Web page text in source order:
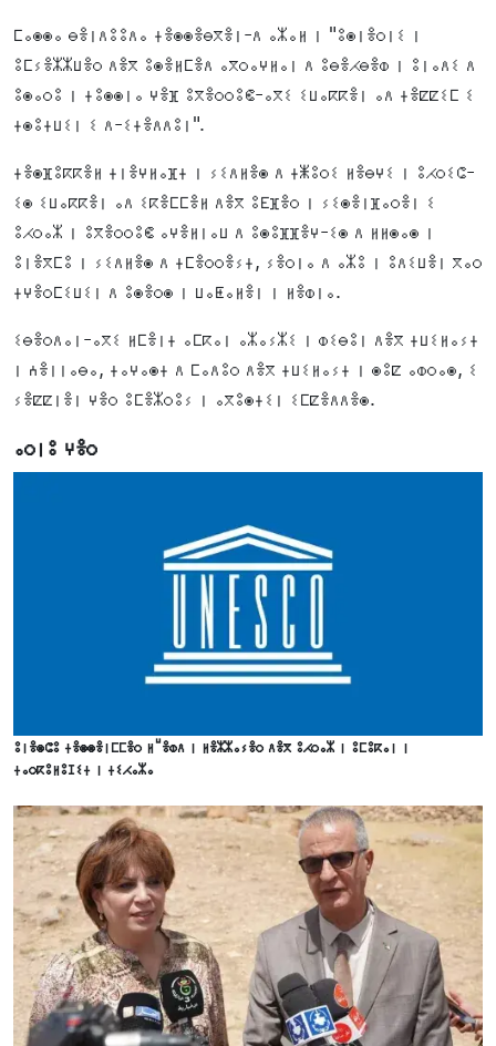
ⵎⴰⵙⵙⴰ ⴱⴻⵏⴷⵓⵓⴷⴰ ⵜⴻⵙⵙⴻⴱⴳⴻⵏ-ⴷ ⴰⵣⴰⵍ ⵏ "ⵓⵙⵏⴻⵔⵏⵉ ⵏ
ⵓⵎⵢⴻⵣⵣⵡⴻⵔ ⴷⴻⴳ ⵓⵙⴻⵍⵎⴻⴷ ⴰⴳⵔⴰⵖⵍⴰⵏ ⴷ ⵓⴱⴻⵃⴱⴻⵀ ⵏ ⵓⵏⴰⴷⵉ ⴷ
ⵓⵙⴰⵔⵓ ⵏ ⵜⵓⵙⵙⵏⴰ ⵖⴻⴼ ⵓⴳⴻⵔⵔⵓⵞ-ⴰⴳⵉ ⵉⵡⴰⴽⴽⴻⵏ ⴰⴷ ⵜⴻⵇⵇⵉⵎ ⵉ
ⵜⵙⵓⵜⵡⵉⵏ ⵉ ⴷ-ⵉⵜⴻⴷⴷⵓⵏ".
ⵜⴻⵙⴼⵓⴽⴽⴻⵍ ⵜⵏⴻⵖⵍⴰⴼⵜ ⵏ ⵢⵉⴷⵍⴻⵙ ⴷ ⵜⵥⵓⵔⵉ ⵍⴻⴱⵖⵉ ⵏ ⵓⵃⵔⵉⵛ-
ⵉⵙ ⵉⵡⴰⴽⴽⴻⵏ ⴰⴷ ⵉⴽⴻⵎⵎⴻⵍ ⴷⴻⴳ ⵓⴹⴼⴻⵔ ⵏ ⵢⵉⵙⴻⵏⴼⴰⵔⴻⵏ ⵉ
ⵓⵃⵔⴰⵣ ⵏ ⵓⴳⴻⵔⵔⵓⵞ ⴰⵖⴻⵍⵏⴰⵡ ⴷ ⵓⵙⵓⴼⴼⴻⵖ-ⵉⵙ ⴷ ⵍⵍⵙⴰⵙ ⵏ
ⵓⵏⴻⴳⵎⵓ ⵏ ⵢⵉⴷⵍⴻⵙ ⴷ ⵜⵎⴻⵔⵔⴻⵢⵜ, ⵢⴻⵔⵏⴰ ⴷ ⴰⵣⵓ ⵏ ⵓⴷⵉⵡⴻⵏ ⴳⴰⵔ
ⵜⵖⴻⵔⵎⵉⵡⵉⵏ ⴷ ⵓⵙⴻⵔⵙ ⵏ ⵡⴰⵟⴰⵍⴻⵏ ⵏ ⵍⴻⵀⵏⴰ.
ⵉⴱⴻⵔⴷⴰⵏ-ⴰⴳⵉ ⵍⵎⴻⵏⵜ ⴰⵎⴽⴰⵏ ⴰⵣⴰⵢⵣⵉ ⵏ ⵀⵉⴱⵓⵏ ⴷⴻⴳ ⵜⵡⵉⵍⴰⵢⵜ
ⵏ ⵄⴻⵏⵏⴰⴱⴰ, ⵜⴰⵖⴰⵙⵜ ⴷ ⵎⴰⴷⵓⵔ ⴷⴻⴳ ⵜⵡⵉⵍⴰⵢⵜ ⵏ ⵙⵓⵇ ⴰⵀⵔⴰⵙ, ⵉ
ⵢⴻⵇⵇⵏⴻⵏ ⵖⴻⵔ ⵓⵎⴻⵣⵔⵓⵢ ⵏ ⴰⴳⵓⵙⵜⵉⵏ ⵉⵎⵇⴻⴷⴷⴻⵙ.
ⴰⵔⵏⵓ ⵖⴻⵔ
ⵓⵏⴻⵙⵛⵓ ⵜⴻⵙⵙⴻⵏⵎⵎⴻⵔ ⵍⵯⴻⵀⴷ ⵏ ⵍⴻⵣⵣⴰⵢⴻⵔ ⴷⴻⴳ ⵓⵃⵔⴰⵣ ⵏ ⵓⵎⵓⴽⴰⵏ ⵏ
ⵜⴰⵔⴽⵓⵍⵓⵊⵉⵜ ⵏ ⵜⵉⵃⴰⵣⴰ